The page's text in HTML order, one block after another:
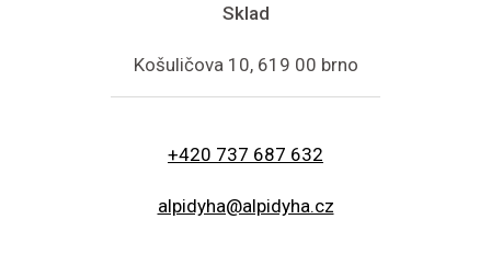
Sklad
Košuličova 10, 619 00 brno
+420 737 687 632
alpidyha@alpidyha.cz